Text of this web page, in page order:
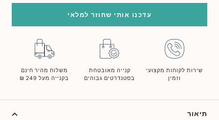
עדכנו אותי שחוזר למלאי
שירות לקוחות מקצועי
וזמין
קנייה מאובטחת
בסטנדרטים גבוהים
משלוח מהיר חינם
בקנייה מעל 249 ₪
תיאור